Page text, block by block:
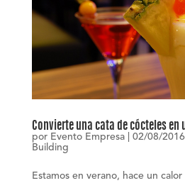
Convierte una cata de cócteles en
por Evento Empresa| 02/08/2016
Building
Estamos en verano, hace un